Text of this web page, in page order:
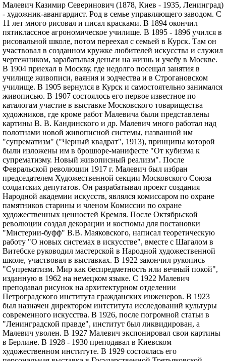
Малевич Казимир Северинович (1878, Киев - 1935, Ленинград)
- художник-авангардист. Род в семье управляющего заводом. С
11 лет много рисовал и писал красками. В 1894 окончил
пятиклассное агрономическое училище. В 1895 - 1896 учился в
рисовальной школе, потом переехал с семьей в Курск. Там он
участвовал в созданном кружке любителей искусства и служил
чертежником, зарабатывая деньги на жизнь и учебу в Москве.
В 1904 приехал в Москву, где недолго посещал занятия в
училище живописи, ваяния и зодчества и в Строгановском
училище. В 1905 вернулся в Курск и самостоятельно занимался
живописью. В 1907 состоялось его первое известное по
каталогам участие в выставке Московского товарищества
художников, где кроме работ Малевича были представлены
картины В. В. Кандинского и др. Малевич много работал над
полотнами новой живописной системы, названной им
"супрематизм" ("Черный квадрат", 1913), принципы которой
были изложены им в брошюре-манифесте "От кубизма к
супрематизму. Новый живописный реализм". После
Февральской революции 1917 г. Малевич был избран
председателем Художественной секции Московского Союза
солдатских депутатов. Он разрабатывал проект создания
Народной академии искусств, являлся комиссаром по охране
памятников старины и членом Комиссии по охране
художественных ценностей Кремля. После Октябрьской
революции создал декорации и костюмы для постановки
"Мистерии-буфф" В.В. Маяковского, написал теоретическую
работу "О новых системах в искусстве", вместе с Шагалом в
Витебске руководил мастерской в Народной художественной
школе, участвовал в выставках. В 1922 закончил рукопись
"Супрематизм. Мир как беспредметность или вечный покой",
изданную в 1962 на немецком языке. С 1922 Малевич
преподавал рисунок на архитектурном отделении
Петроградского института гражданских инженеров. В 1923
был назначен директором интститута исследований культуры
современного искусства. В 1926, после погромной статьи в
"Ленинградской правде", институт был ликвидирован, а
Малевич уволен. В 1927 Малевич экспонировал свои картины
в Берлине. В 1928 - 1930 преподавал в Киевском
художественном институте. В 1929 состоялась его